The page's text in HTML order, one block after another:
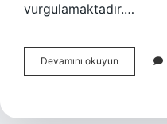
vurgulamaktadır.…
Devamını okuyun
Un
Nelerdir